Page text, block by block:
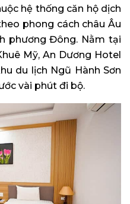
hệ thống căn hộ dịch
phong cách châu Âu
phương Đông. Nằm tại
Mỹ, An Dương Hotel
du lịch Ngũ Hành Sơn
vài phút đi bộ.